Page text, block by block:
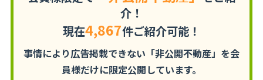
介！
現在4,867件ご紹介可能！
事情により広告掲載できない「非公開不動産」を会
員様だけに限定公開しています。